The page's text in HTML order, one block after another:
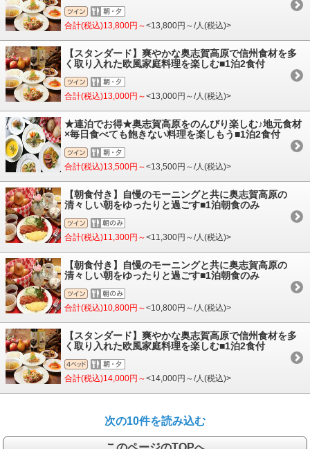
合計(税込)13,800円～<13,800円～/人(税込)>
【スタンダード】爽やかな奥志賀高原で信州食材を多
く取り入れた欧風家庭料理を楽しむ■1泊2食付
合計(税込)13,000円～<13,000円～/人(税込)>
★連泊でお得★奥志賀高原をのんびり楽しむ♪地元食材
×毎日食べても飽きない料理を楽しもう■1泊2食付
合計(税込)13,500円～<13,500円～/人(税込)>
【朝食付き】自慢のモーニングと共に奥志賀高原の
清々しい朝をゆったりと過ごす■1泊朝食のみ
合計(税込)11,300円～<11,300円～/人(税込)>
【朝食付き】自慢のモーニングと共に奥志賀高原の
清々しい朝をゆったりと過ごす■1泊朝食のみ
合計(税込)10,800円～<10,800円～/人(税込)>
【スタンダード】爽やかな奥志賀高原で信州食材を多
く取り入れた欧風家庭料理を楽しむ■1泊2食付
合計(税込)14,000円～<14,000円～/人(税込)>
次の10件を読み込む